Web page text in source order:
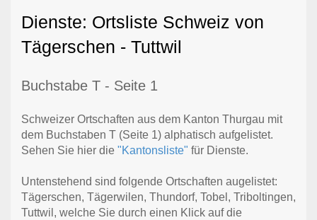
Dienste: Ortsliste Schweiz von
Tägerschen - Tuttwil
Buchstabe T - Seite 1
Schweizer Ortschaften aus dem Kanton Thurgau mit
dem Buchstaben T (Seite 1) alphatisch aufgelistet.
Sehen Sie hier die "Kantonsliste" für Dienste.
Untenstehend sind folgende Ortschaften augelistet:
Tägerschen, Tägerwilen, Thundorf, Tobel, Triboltingen,
Tuttwil, welche Sie durch einen Klick auf die